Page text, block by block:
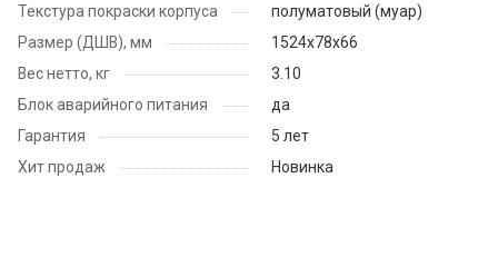
Текстура покраски корпуса
полуматовый (муар)
Размер (ДШВ), мм
1524x78x66
Вес нетто, кг
3.10
Блок аварийного питания
да
Гарантия
5 лет
Хит продаж
Новинка